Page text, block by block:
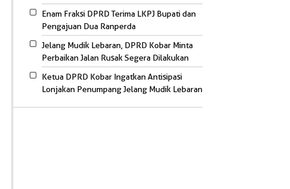
Enam Fraksi DPRD Terima LKPJ Bupati dan
Pengajuan Dua Ranperda
Jelang Mudik Lebaran, DPRD Kobar Minta
Perbaikan Jalan Rusak Segera Dilakukan
Ketua DPRD Kobar Ingatkan Antisipasi
Lonjakan Penumpang Jelang Mudik Lebaran